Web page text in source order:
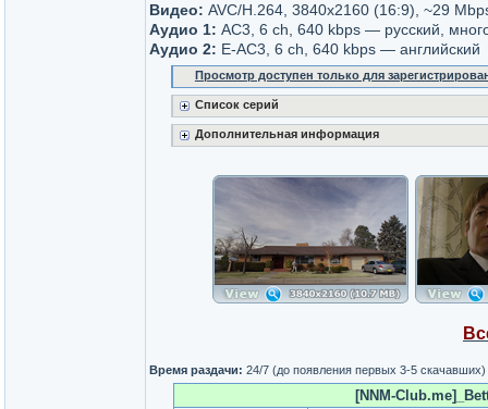
Видео: AVC/H.264, 3840x2160 (16:9), ~29
Аудио 1: AC3, 6 ch, 640 kbps — русский,
Аудио 2: E-AC3, 6 ch, 640 kbps — английский
Просмотр доступен только для
Список серий
Дополнительная информация
Время раздачи: 24/7 (до появления первых 3-5 скачавших)
[NNM-